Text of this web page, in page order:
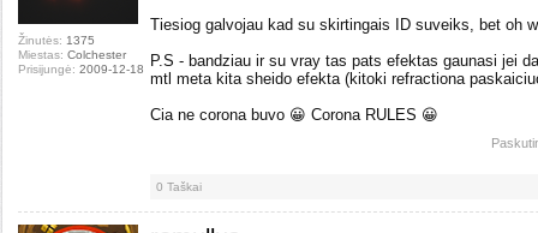
Žinutės: 1375
Miestas: Colchester
Prisijungė: 2009-12-18
Tiesiog galvojau kad su skirtingais ID suveiks, bet oh
P.S - bandziau ir su vray tas pats efektas gaunasi jei
mtl meta kita sheido efekta (kitoki refractiona
Cia ne corona buvo 😀 Corona RULES 😀
0 Taškai